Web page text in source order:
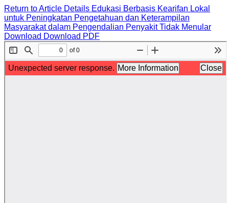
Return to Article Details Edukasi Berbasis Kearifan Lokal
untuk Peningkatan Pengetahuan dan Keterampilan
Masyarakat dalam Pengendalian Penyakit Tidak Menular
Download Download PDF